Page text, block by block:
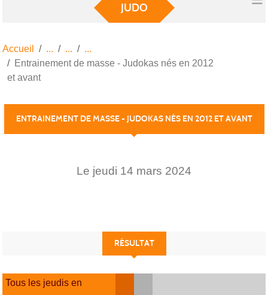
JUDO
Accueil
Entrainement de masse - Judokas nés en 2012
et avant
ENTRAINEMENT DE MASSE - JUDOKAS NÉS EN 2012 ET AVANT
Le jeudi 14 mars 2024
RÉSULTAT
Tous les jeudis en